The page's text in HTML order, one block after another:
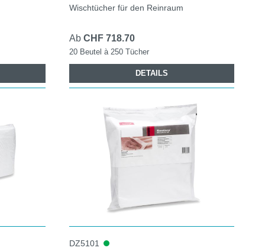
Wischtücher für den Reinraum
Ab CHF 718.70
20 Beutel à 250 Tücher
DETAILS
DZ5101